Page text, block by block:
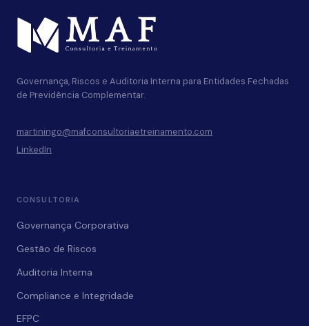
Governança, Riscos e Auditoria Interna para Entidades Fechadas
de Previdência Complementar.
martiningo@mafconsultoriaetreinamento.com
LinkedIn
CONSULTORIA
Governança Corporativa
Gestão de Riscos
Auditoria Interna
Compliance e Integridade
EFPC